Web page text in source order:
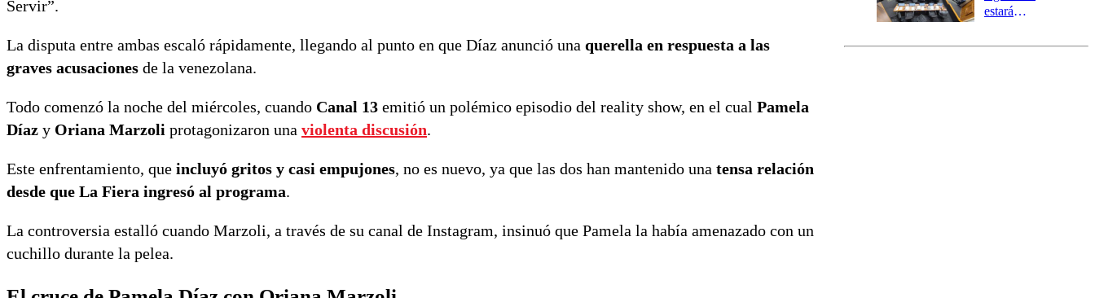
Servir”.
La disputa entre ambas escaló rápidamente, llegando al punto en que Díaz anunció una querella en respuesta a las
graves acusaciones de la venezolana.
Todo comenzó la noche del miércoles, cuando Canal 13 emitió un polémico episodio del reality show, en el cual Pamela
Díaz y Oriana Marzoli protagonizaron una violenta discusión.
Este enfrentamiento, que incluyó gritos y casi empujones, no es nuevo, ya que las dos han mantenido una tensa relación
desde que La Fiera ingresó al programa.
La controversia estalló cuando Marzoli, a través de su canal de Instagram, insinuó que Pamela la había amenazado con un
cuchillo durante la pelea.
estará
el fin de la